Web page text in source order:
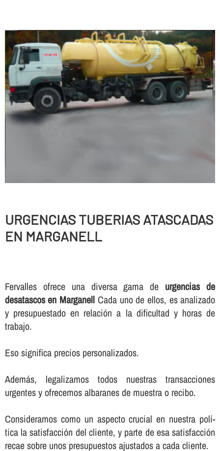
URGENCIAS TUBERIAS ATASCADAS
EN MARGANELL
Fervalles ofrece una diversa gama de urgencias de
desatascos en Marganell Cada uno de ellos, es analizado
y presupuestado en relación a la dificultad y horas de
trabajo.
Eso significa precios personalizados.
Además, legalizamos todos nuestras transacciones
urgentes y ofrecemos albaranes de muestra o recibo.
Consideramos como un aspecto crucial en nuestra polí­
tica la satisfacción del cliente, y parte de esa satisfacción
recae sobre unos presupuestos ajustados a cada cliente.